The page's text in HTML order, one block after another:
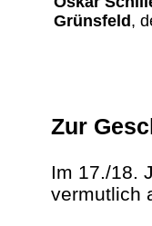
Grünsfeld ,
Zur
Im 17./18.
vermutlich